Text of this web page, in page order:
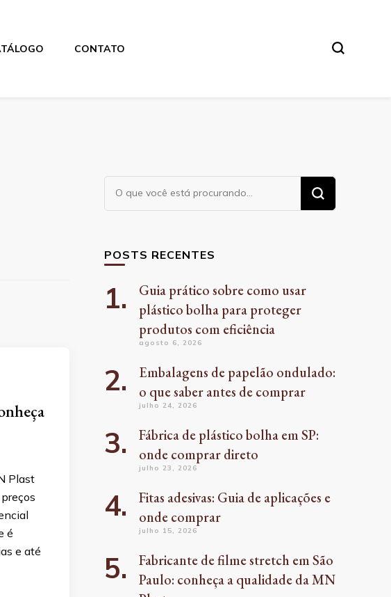
CONTATO
Plast
é
e até
Procurando
algo?
POSTS RECENTES
Guia prático sobre como usar
plástico bolha para proteger
produtos com eficiência
agosto 6, 2026
Embalagens de papelão ondulado:
o que saber antes de comprar
julho 24, 2026
Fábrica de plástico bolha em SP:
onde comprar direto
julho 23, 2026
Fitas adesivas: Guia de aplicações e
onde comprar
julho 15, 2026
Fabricante de filme stretch em São
Paulo: conheça a qualidade da MN